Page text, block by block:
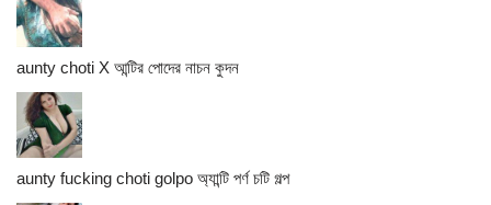
aunty choti X আন্টির পোদের নাচন কুদন
aunty fucking choti golpo অ্যান্টি পর্ণ চটি গল্প